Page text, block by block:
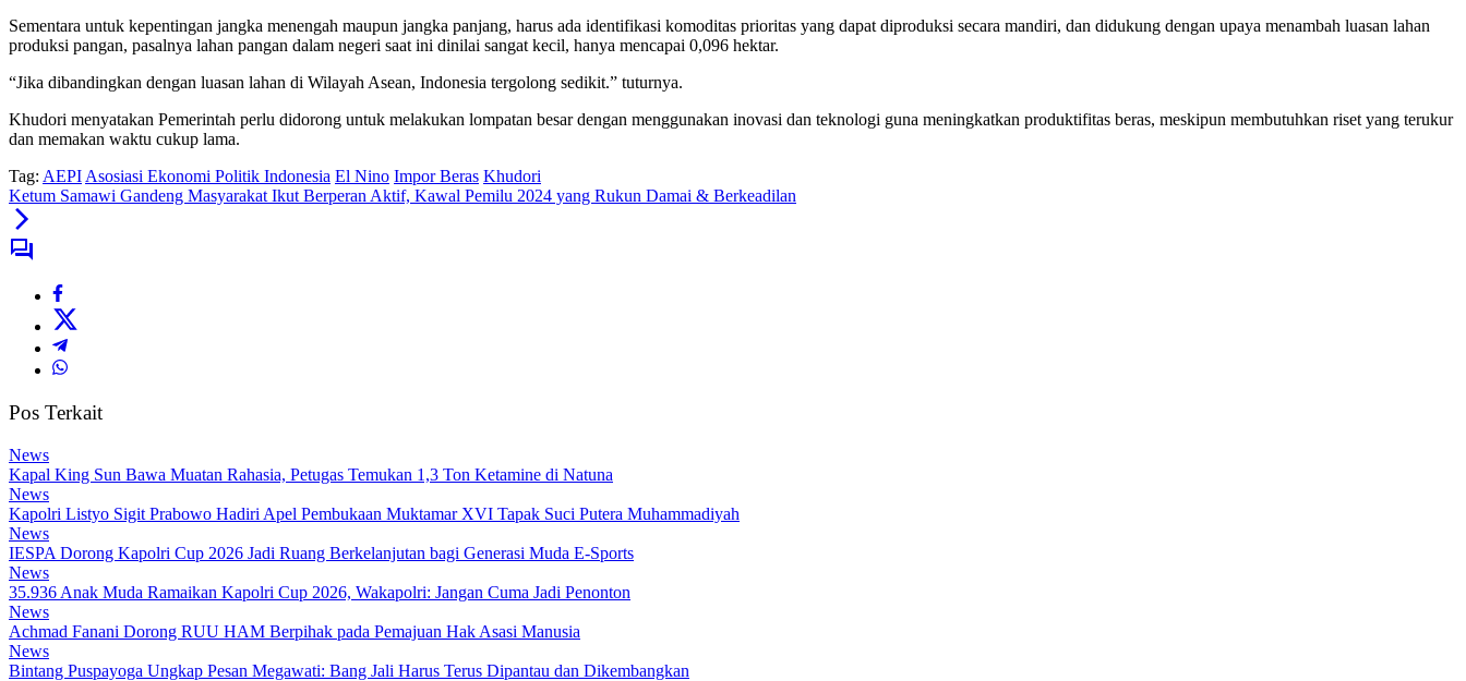
Sementara untuk kepentingan jangka menengah maupun jangka panjang, harus ada identifikasi komoditas prioritas yang dapat diproduksi secara mandiri, dan didukung dengan upaya menambah luasan lahan
produksi pangan, pasalnya lahan pangan dalam negeri saat ini dinilai sangat kecil, hanya mencapai 0,096 hektar.
“Jika dibandingkan dengan luasan lahan di Wilayah Asean, Indonesia tergolong sedikit.” tuturnya.
Khudori menyatakan Pemerintah perlu didorong untuk melakukan lompatan besar dengan menggunakan inovasi dan teknologi guna meningkatkan produktifitas beras, meskipun membutuhkan riset yang terukur
dan memakan waktu cukup lama.
Tag: AEPI Asosiasi Ekonomi Politik Indonesia El Nino Impor Beras Khudori
Ketum Samawi Gandeng Masyarakat Ikut Berperan Aktif, Kawal Pemilu 2024 yang Rukun Damai & Berkeadilan
Pos Terkait
News
Kapal King Sun Bawa Muatan Rahasia, Petugas Temukan 1,3 Ton Ketamine di Natuna
News
Kapolri Listyo Sigit Prabowo Hadiri Apel Pembukaan Muktamar XVI Tapak Suci Putera Muhammadiyah
News
IESPA Dorong Kapolri Cup 2026 Jadi Ruang Berkelanjutan bagi Generasi Muda E-Sports
News
35.936 Anak Muda Ramaikan Kapolri Cup 2026, Wakapolri: Jangan Cuma Jadi Penonton
News
Achmad Fanani Dorong RUU HAM Berpihak pada Pemajuan Hak Asasi Manusia
News
Bintang Puspayoga Ungkap Pesan Megawati: Bang Jali Harus Terus Dipantau dan Dikembangkan